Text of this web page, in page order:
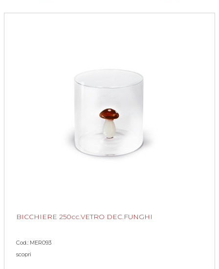
BICCHIERE 250cc.VETRO DEC.FUNGHI
Cod.: MER093
scopri